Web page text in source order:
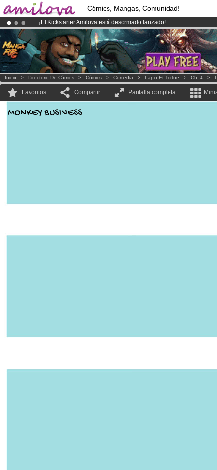
Cómics, Mangas, Comunidad!
¡ El Kickstarter Amilova está desormado lanzado!.
¡Conviertete en Premium por3.95 eurosal mes!Hazte Premium ya
¡Ya tenemos 134393miembrosy 1208 Cómics y Mangas!.
Inicio > Directorio De Cómics > Cómics > Comedia > Lapin Et Tortue > Ch. 4 >
Favoritos Compartir Pantalla completa
MONKEY BUSINESS